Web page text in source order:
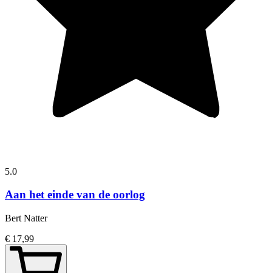
5.0
Aan het einde van de oorlog
Bert Natter
€ 17,99